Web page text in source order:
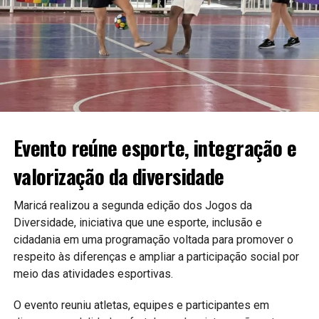
A expectativa é que as novas ferramentas contribuam para
uma gestão mais moderna e eficiente, aproximando ainda
mais a população do poder público.
notícias sobre inovação, tecnologia e serviços públicos.
#Maricá #Tecnologia #Inovação #ServiçosPúblicos
#CidadeInteligente #MaricáWebTV
Evento reúne esporte, integração e
valorização da diversidade
Maricá realizou a segunda edição dos Jogos da
Diversidade, iniciativa que une esporte, inclusão e
cidadania em uma programação voltada para promover o
respeito às diferenças e ampliar a participação social por
meio das atividades esportivas.
O evento reuniu atletas, equipes e participantes em